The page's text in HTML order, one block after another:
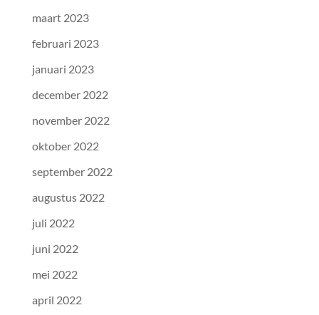
maart 2023
februari 2023
januari 2023
december 2022
november 2022
oktober 2022
september 2022
augustus 2022
juli 2022
juni 2022
mei 2022
april 2022